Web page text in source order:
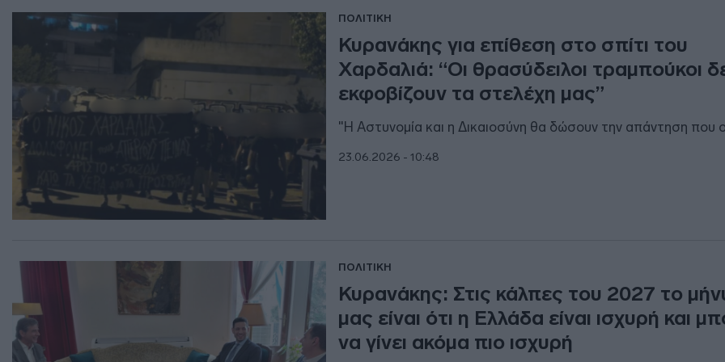
ΠΟΛΙΤΙΚΗ
Κυρανάκης για επίθεση στο σπίτι του
Χαρδαλιά: “Οι θρασύδειλοι τραμπούκοι
εκφοβίζουν τα στελέχη μας”
"Η Αστυνομία και η Δικαιοσύνη θα δώσουν την απάντηση που
23.06.2026 - 10:48
ΠΟΛΙΤΙΚΗ
Κυρανάκης: Στις κάλπες του 2027 το
μας είναι ότι η Ελλάδα είναι ισχυρή και
να γίνει ακόμα πιο ισχυρή